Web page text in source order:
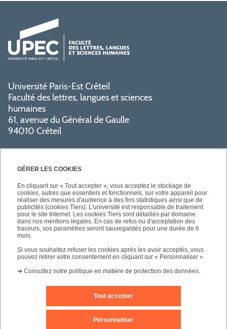
GÉRER LES COOKIES
En cliquant sur « Tout accepter », vous acceptez le stockage de
cookies, autres que essentiels et fonctionnels, sur votre appareil pour
réaliser des mesures d'audience à des fins statistiques ainsi que de
publicités (cookies Tiers). L'université est responsable de traitement
pour le site Internet. Les cookies Tiers sont détaillés par domaine
dans nos mentions légales. En cas de refus ou d'acceptation des
traceurs, vos paramètres seront sauvegardés pour une durée de 6
mois.
Si vous souhaitez refuser les cookies après les avoir acceptés, vous
pouvez retirer votre consentement en cliquant sur « Personnaliser ».
➜ Consultez notre politique en matière de protection des données.
Tout accepter
Personnaliser
Université Paris-Est Créteil
Faculté des lettres, langues et sciences
humaines
61, avenue du Général de Gaulle
94010 Créteil
PRATIQUE
NOS FORMATIONS
Nous contacter